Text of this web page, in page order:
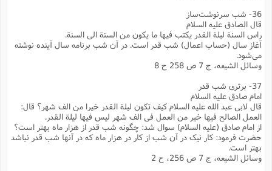
36- شب سرنوشت‌ساز
قال الصادق علیه السلام
راس السنة لیلة القدر یکتب فیها ما یکون من السنة الی السنة.
آغاز سال (حساب اعمال) شب قدر است. در آن شب برنامه سال آینده نوشته
می‌شود.
وسائل الشیعه، ج 7 ص 258 ح 8
37- برتری شب قدر
امام صادق علیه السلام
قال لابی عبد الله علیه السلام کیف تکون لیلة القدر خیرا من الف شهر؟ قال:
العمل الصالح فیها خیر من العمل فی الف شهر لیس فیها لیلة القدر.
از امام صادق (علیه السلام) سوال شد: چگونه شب قدر از هزار ماه بهتر است؟
حضرت فرمود: کار نیک در آن شب از کار در هزار ماه که در آنها شب قدر نباشد
بهتر است.
وسائل الشیعه، ج 7 ص 256، ح 2